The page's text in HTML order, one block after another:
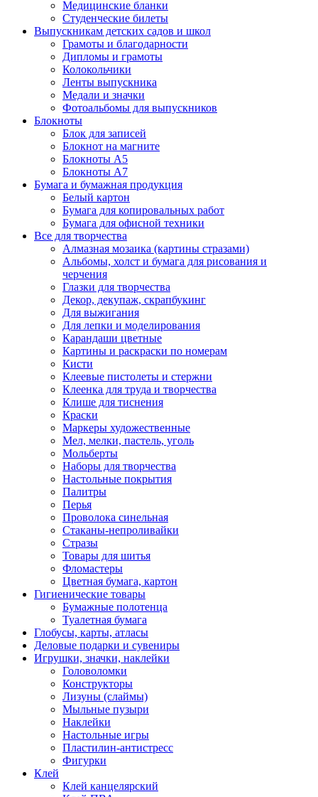
Медицинские бланки
Студенческие билеты
Выпускникам детских садов и школ
Грамоты и благодарности
Дипломы и грамоты
Колокольчики
Ленты выпускника
Медали и значки
Фотоальбомы для выпускников
Блокноты
Блок для записей
Блокнот на магните
Блокноты А5
Блокноты А7
Бумага и бумажная продукция
Белый картон
Бумага для копировальных работ
Бумага для офисной техники
Все для творчества
Алмазная мозаика (картины стразами)
Альбомы, холст и бумага для рисования и
черчения
Глазки для творчества
Декор, декупаж, скрапбукинг
Для выжигания
Для лепки и моделирования
Карандаши цветные
Картины и раскраски по номерам
Кисти
Клеевые пистолеты и стержни
Клеенка для труда и творчества
Клише для тиснения
Краски
Маркеры художественные
Мел, мелки, пастель, уголь
Мольберты
Наборы для творчества
Настольные покрытия
Палитры
Перья
Проволока синельная
Стаканы-непроливайки
Стразы
Товары для шитья
Фломастеры
Цветная бумага, картон
Гигиенические товары
Бумажные полотенца
Туалетная бумага
Глобусы, карты, атласы
Деловые подарки и сувениры
Игрушки, значки, наклейки
Головоломки
Конструкторы
Лизуны (слаймы)
Мыльные пузыри
Наклейки
Настольные игры
Пластилин-антистресс
Фигурки
Клей
Клей канцелярский